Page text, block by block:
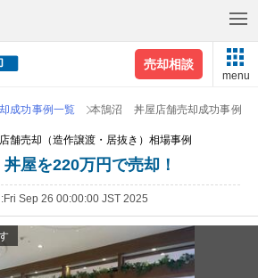
売却相談
menu
成功事例一覧 本鵠沼 丼屋店舗売却成功事例
売却（造作譲渡・居抜き）相場事例
屋を220万円で売却！
Fri Sep 26 00:00:00 JST 2025